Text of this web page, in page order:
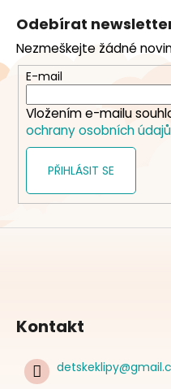
a
t
Odebírat
Nezmeškejte žádné
E-mail
Vložením e-mailu
ochrany osobních údajů
PŘIHLÁSIT SE
Kontakt
detskeklipy@